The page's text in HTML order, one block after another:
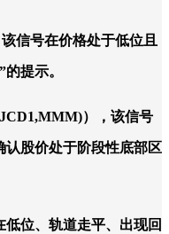
信号在价格处于低位且
提示。
），该信号
认股价处于阶段性底部区
位、轨道走平、出现回